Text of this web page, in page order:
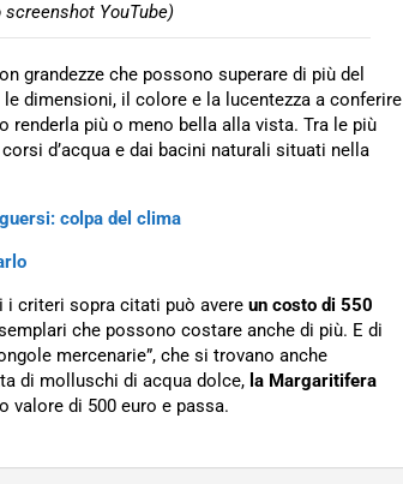
YouTube)
grandezze che possono superare di più del
dimensioni, il colore e la lucentezza a conferire
più o meno bella alla vista. Tra le più
d’acqua e dai bacini naturali situati nella
colpa del clima
i criteri sopra citati può avere un costo di 550
che possono costare anche di più. E di
mercenarie”, che si trovano anche
di molluschi di acqua dolce, la Margaritifera
valore di 500 euro e passa.